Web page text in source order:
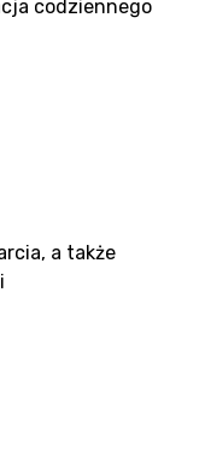
codziennego
a także